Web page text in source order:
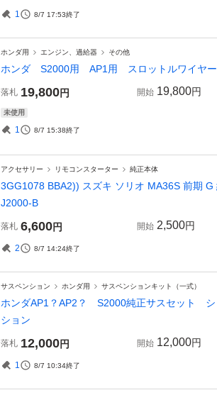
1 8/7 17:53終了
ホンダ用 エンジン、過給器 その他
ホンダ S2000用 AP1用 スロットルワイヤ
落札 19,800円 開始 19,800円
未使用
1 8/7 15:38終了
アクセサリー リモコンスターター 純正本体
3GG1078 BBA2)) スズキ ソリオ MA36S 前
J2000-B
落札 6,600円 開始 2,500円
2 8/7 14:24終了
サスペンション ホンダ用 サスペンションキット（一式）
ホンダAP1？AP2？ S2000純正サスセット
ション
落札 12,000円 開始 12,000円
1 8/7 10:34終了